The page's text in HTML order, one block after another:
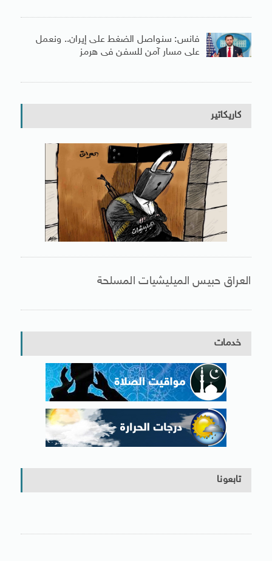
فانس: سنواصل الضغط على إيران.. ونعمل
على مسار آمن للسفن فى هرمز
كاريكاتير
العراق حبيس الميليشيات المسلحة
خدمات
تابعونا